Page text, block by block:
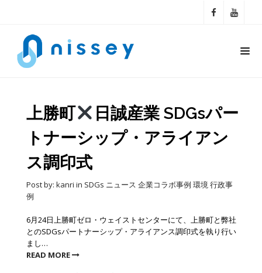
上勝町
日誠産業 SDGsパー
トナーシップ・アライアン
ス調印式
Post by: kanri in SDGs ニュース 企業コラボ事例 環境行政事
例
6月24日上勝町ゼロ・ウェイストセンターにて、上勝町と弊社
とのSDGsパートナーシップ・アライアンス調印式を執り行い
まし…
READ MORE